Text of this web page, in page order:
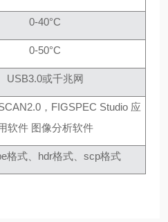
0-40°C
0-50°C
USB3.0或千兆网
，FIGSPEC Studio 应
软件 图像分析软件
格式、hdr格式、scp格式